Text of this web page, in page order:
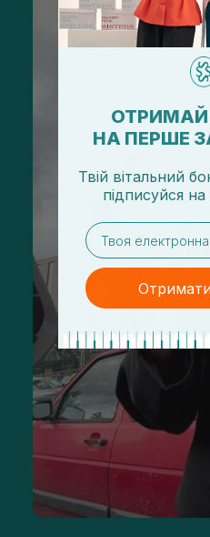
НА ПЕРШЕ
Твій вітальний
підписуйся на
email